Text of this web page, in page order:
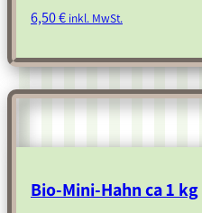
6,50€ inkl. MwSt.
Bio-Mini-Hahn ca 1 kg